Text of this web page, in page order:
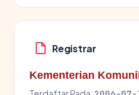
Registrar
Kementerian